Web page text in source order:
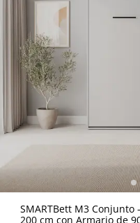
SMARTBett M3 Conjunto
200 cm con Armario de